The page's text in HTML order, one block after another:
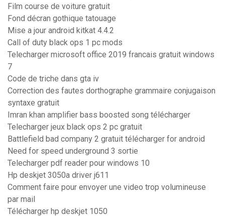
Film course de voiture gratuit
Fond décran gothique tatouage
Mise a jour android kitkat 4.4.2
Call of duty black ops 1 pc mods
Telecharger microsoft office 2019 francais gratuit windows
7
Code de triche dans gta iv
Correction des fautes dorthographe grammaire conjugaison
syntaxe gratuit
Imran khan amplifier bass boosted song télécharger
Telecharger jeux black ops 2 pc gratuit
Battlefield bad company 2 gratuit télécharger for android
Need for speed underground 3 sortie
Telecharger pdf reader pour windows 10
Hp deskjet 3050a driver j611
Comment faire pour envoyer une video trop volumineuse
par mail
Télécharger hp deskjet 1050